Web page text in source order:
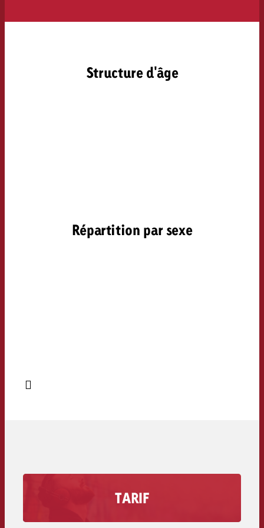
Structure d'âge
Répartition par sexe
TARIF
Découvrez combien coûte une seconde de
publicité sur votre station de radio, volume de